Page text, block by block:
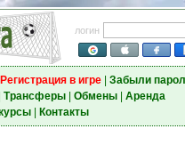
логин
Регистрация в игре| Забыли
Трансферы| Обмены| Аренда
| Контакты